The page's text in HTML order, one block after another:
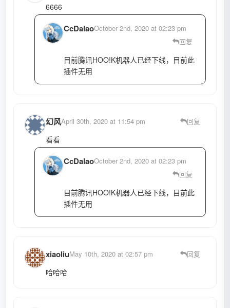
6666
CcDalaoOctober 2nd, 2020 at 02:23 pm
回复
目前腾讯HOO!K机器人已经下线，目前此
插件无用
幻风April 30th, 2020 at 11:54 pm 回复
看看
CcDalaoOctober 2nd, 2020 at 02:23 pm
回复
目前腾讯HOO!K机器人已经下线，目前此
插件无用
xiaoliuMay 10th, 2020 at 02:57 pm 回复
哈哈哈